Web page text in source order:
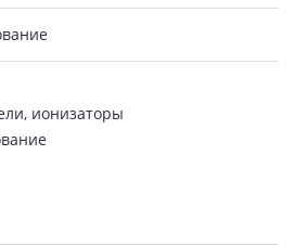
ионизаторы